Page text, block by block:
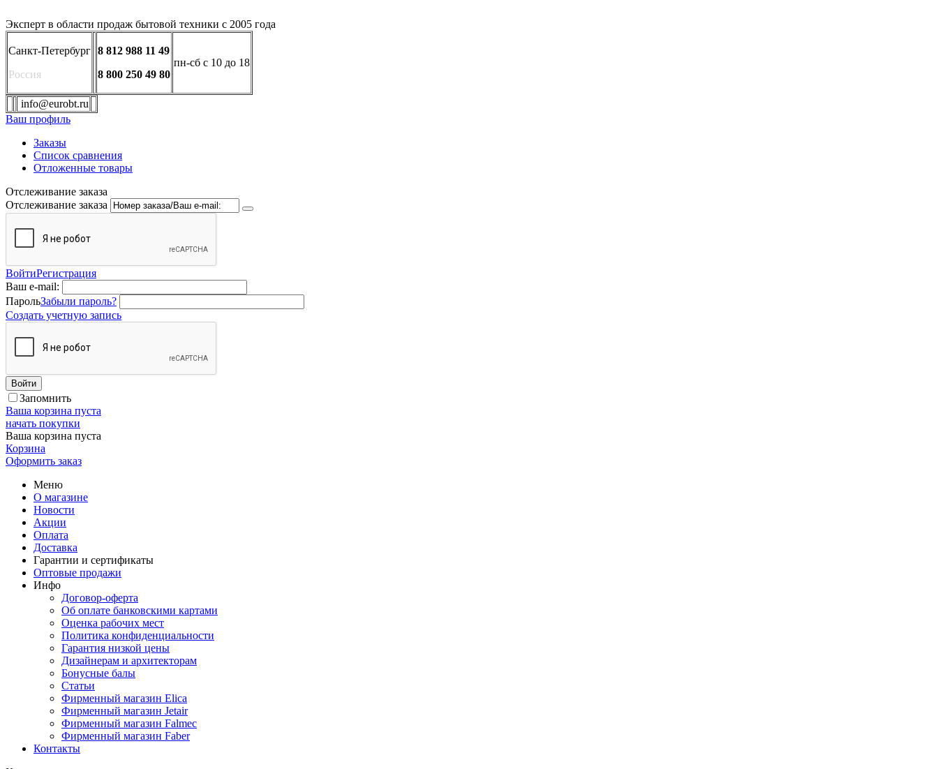
Эксперт в области продаж бытовой техники с 2005 года
Санкт-Петербург
Россия
8 812 988 11 49
8 800 250 49 80
пн-сб с 10 до 18
info@eurobt.ru
Ваш профиль
Заказы
Список сравнения
Отложенные товары
Отслеживание заказа
Отслеживание заказа
ВойтиРегистрация
Ваш e-mail:
ПарольЗабыли пароль?
Создать учетную запись
Войти
Запомнить
Ваша корзина пуста
начать покупки
Ваша корзина пуста
Корзина
Оформить заказ
Меню
О магазине
Новости
Акции
Оплата
Доставка
Гарантии и сертификаты
Оптовые продажи
Инфо
Договор-оферта
Об оплате банковскими картами
Оценка рабочих мест
Политика конфиденциальности
Гарантия низкой цены
Дизайнерам и архитекторам
Бонусные балы
Статьи
Фирменный магазин Elica
Фирменный магазин Jetair
Фирменный магазин Falmec
Фирменный магазин Faber
Контакты